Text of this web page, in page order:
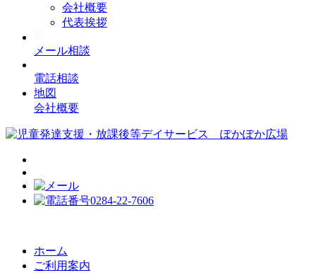
会社概要
代表挨拶
メール相談
電話相談
地図
会社概要
ホーム
ご利用案内